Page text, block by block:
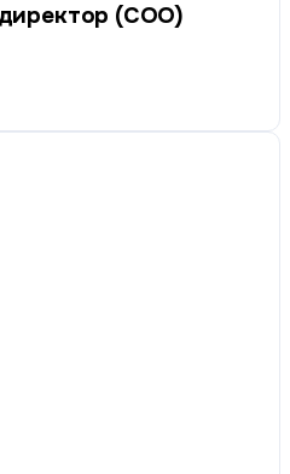
(COO)